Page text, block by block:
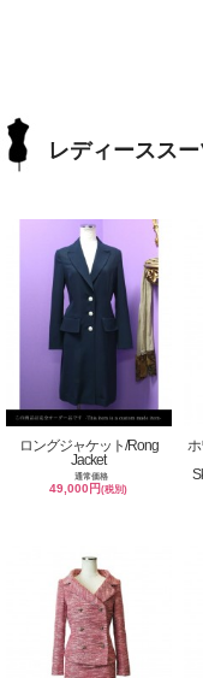
レディースス
ロングジャケット/Rong
Jacket
通常価格
49,000円(税別)
ホ